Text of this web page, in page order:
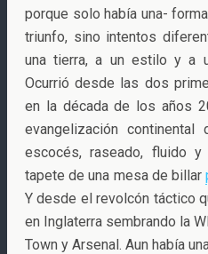
porque solo había una-
triunfo, sino intentos
una tierra, a un estilo y a
Ocurrió desde las dos
en la década de los años
evangelización
escocés, raseado, fluido
tapete de una mesa de billar
Y desde el revolcón táctico
en Inglaterra sembrando la
Town y Arsenal. Aun había